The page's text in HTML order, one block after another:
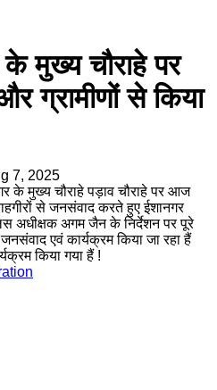
मुख्य चौराहे पर
ग्रामीणों से किया
7, 2025
के मुख्य चौराहे पड़ाव चौराहे पर आज
से जनसंवाद करते हुए ईशानगर
अधीक्षक अगम जैन के निर्देशन पर पूरे
एवं कार्यक्रम किया जा रहा हैं
किया गया हैं !